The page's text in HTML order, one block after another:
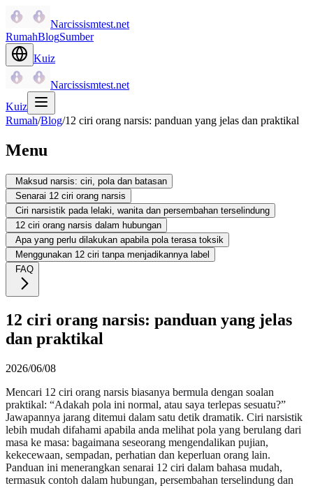
Narcissismtest.net
RumahBlogSumber
Kuiz
Narcissismtest.net
Kuiz
Rumah/Blog/12 ciri orang narsis: panduan yang jelas dan praktikal
Menu
Maksud narsis: ciri, pola dan batasan
Senarai 12 ciri orang narsis
Ciri narsistik pada lelaki, wanita dan persembahan terselindung
12 ciri orang narsis dalam hubungan
Apa yang perlu dilakukan apabila pola terasa toksik
Menggunakan 12 ciri tanpa menjadikannya label
FAQ
12 ciri orang narsis: panduan yang jelas
dan praktikal
2026/06/08
Mencari 12 ciri orang narsis biasanya bermula dengan soalan
praktikal: “Adakah pola ini normal, atau saya terlepas sesuatu?”
Jawapannya jarang ditemui dalam satu detik dramatik. Ciri narsistik
lebih mudah difahami apabila anda melihat pola yang berulang dari
masa ke masa: bagaimana seseorang mengendalikan pujian,
kekecewaan, sempadan, perhatian dan keperluan orang lain.
Panduan ini menerangkan senarai 12 ciri dalam bahasa mudah,
termasuk contoh dalam hubungan, persembahan terselindung dan